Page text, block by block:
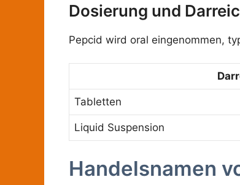
Dosierung und
Pepcid wird oral eingenommen,
Tabletten
Liquid Suspension
Handelsnamen